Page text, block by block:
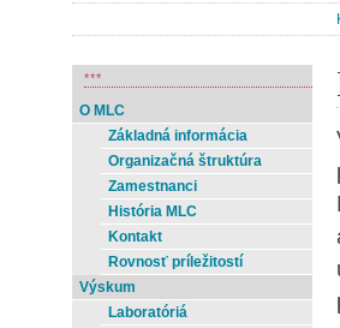
***
O MLC
Základná informácia
Organizačná štruktúra
Zamestnanci
História MLC
Kontakt
Rovnosť príležitostí
Výskum
Laboratóriá